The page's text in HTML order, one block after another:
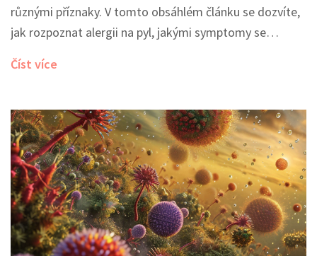
různými příznaky. V tomto obsáhlém článku se dozvíte,
jak rozpoznat alergii na pyl, jakými symptomy se
Navíc získáte tipy na prevenci a zlepšení kvality života
Číst více